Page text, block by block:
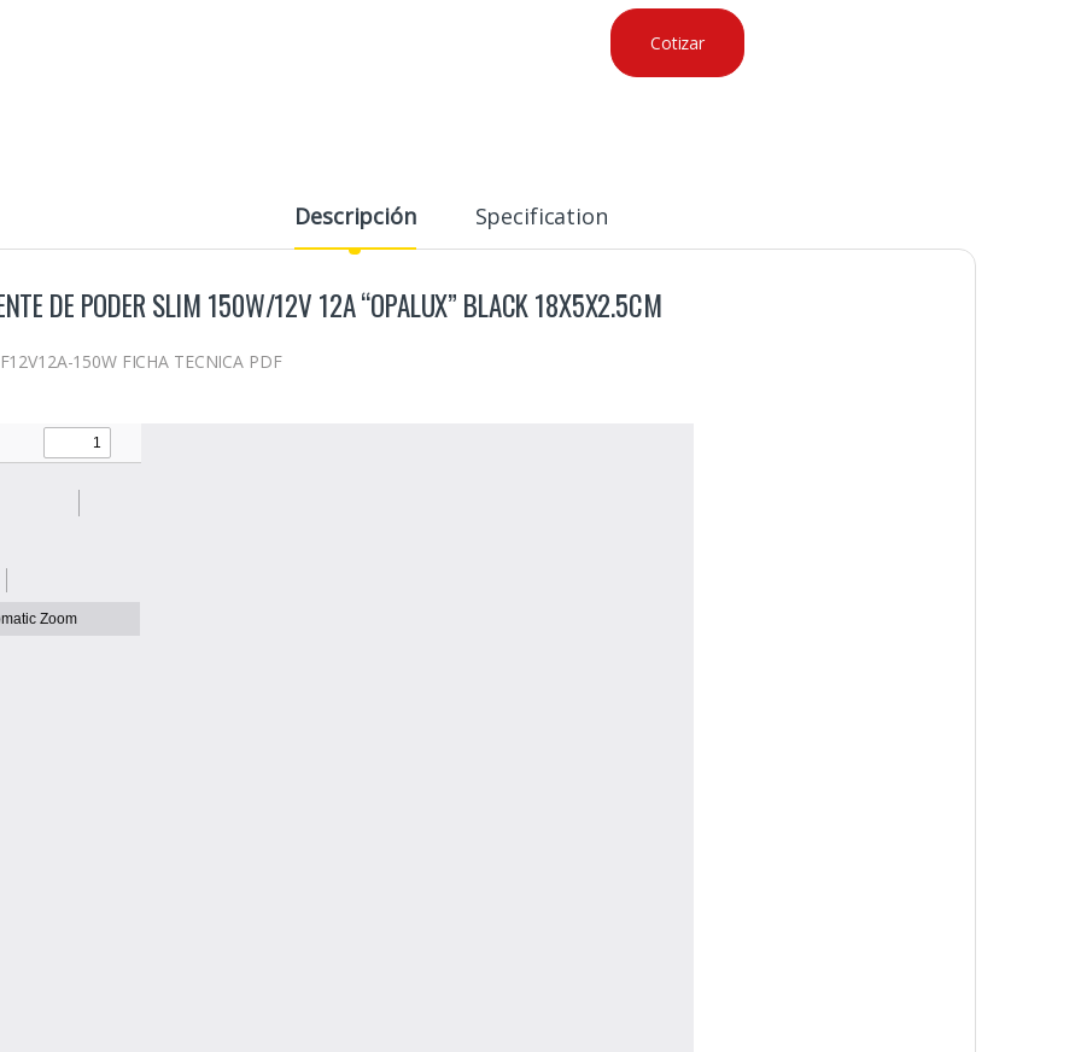
Cotizar
Descripción Specification
DE PODER SLIM 150W/12V 12A “OPALUX” BLACK 18X5X2.5CM
150W FICHA TECNICA PDF